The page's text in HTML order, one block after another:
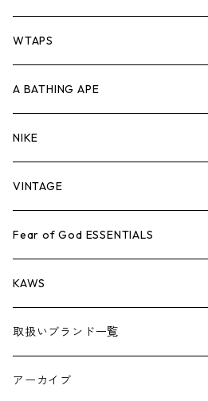
パンツ
キャップ・ハット
バッグ
シューズ
小物
コラボレーション
×THE NORTH FACE
×COMME des GARCONS
シーズンアイテム
26SS
BOX LOGOアイテム
ジャケット
パンツ
キャップ・ハット
バッグ
シューズ
小物
シャツ
ジャケット
パンツ
キャップ・ハット
バッグ
シューズ
小物
スウェット/ニット
シャツ
ジャケット
パンツ
キャップ・ハット
バッグ
シューズ
小物
ロンTEE
スウェット/ニット
シャツ
ジャケット
パンツ
キャップ・ハット
バッグ
シューズ
Tシャツ
ロンT
スウェット/ニット
シャツ
ジャケット
パンツ
キャップ
バッグ
WTAPS
Tシャツ
ロンTEE
スウェット/ニット
シャツ
ジャケット
パンツ
キャップ・ハット
A BATHING APE
Tシャツ
ロンTEE
スウェット/ニット
シャツ
ジャケット
パンツ
NIKE
シューズ
AIR JORDAN 1
AIR JORDAN 3
アパレル・小物
VINTAGE
Tシャツ
ロンTEE
スウェット/ニット
ジャケット
Fear of God ESSENTIALS
Tシャツ
ロンTEE
スウェット/ニット
KAWS
アパレル
小物
取扱いブランド一覧
A
アーカイブ